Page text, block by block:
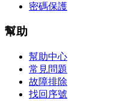
密碼保護
幫助
幫助中心
常見問題
故障排除
找回序號